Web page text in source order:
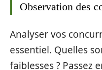
Observation des
Analyser vos
essentiel. Quelles
faiblesses ? Passez